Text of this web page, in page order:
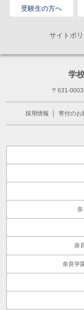
受験生の方へ
サイトポ
学
〒631-
採用情報 寄付のお
奈
奈良学